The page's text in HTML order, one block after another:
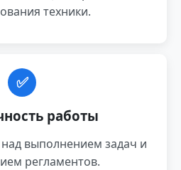
техники.
✅
работы
выполнением задач и
регламентов.